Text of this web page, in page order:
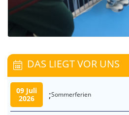
DAS LIEGT VOR UNS
09 Juli
2026
;Sommerferien